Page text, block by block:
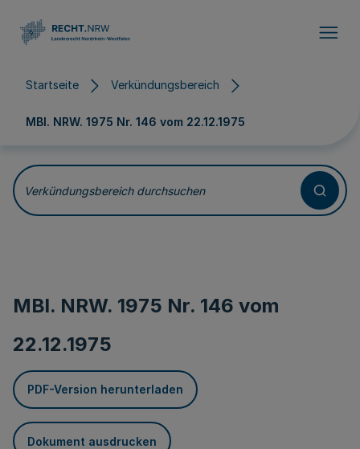
Startseite Verkündungsbereich
MBl. NRW. 1975 Nr. 146 vom 22.12.1975
Verkündungsbereich durchsuchen
MBl. NRW. 1975 Nr. 146 vom
22.12.1975
PDF-Version herunterladen
Dokument ausdrucken